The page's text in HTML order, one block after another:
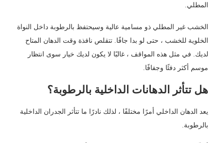
المطلي.
الخشب غير المطلي ذو مسامية عالية وسيحتفظ بالرطوبة داخل النواة
الخلوية للخشب ، حتى لو بدا جافًا. تتقلص نافذة وقت الدهان المتاح
لديك. في مثل هذه المواقف ، غالبًا لا يكون لديك خيار سوى انتظار
موسم أكثر دفئًا وجفافًا.
هل تتأثر الدهانات الداخلية بالرطوبة؟
يعد الدهان الداخلي أمرًا مختلفًا ، لذلك نادرًا ما تتأثر الجدران الداخلية
بالرطوبة.